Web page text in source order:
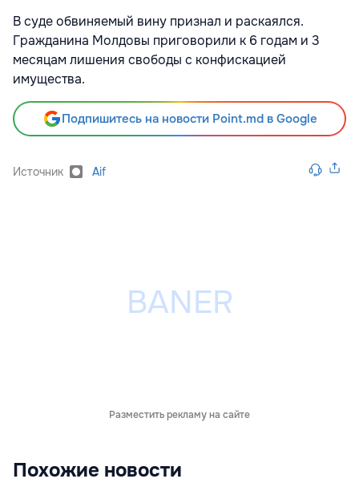
В суде обвиняемый вину признал и раскаялся.
Гражданина Молдовы приговорили к 6 годам и 3
месяцам лишения свободы с конфискацией
имущества.
Подпишитесь на новости Point.md в Google
Источник Aif
Разместить рекламу на сайте
Похожие новости